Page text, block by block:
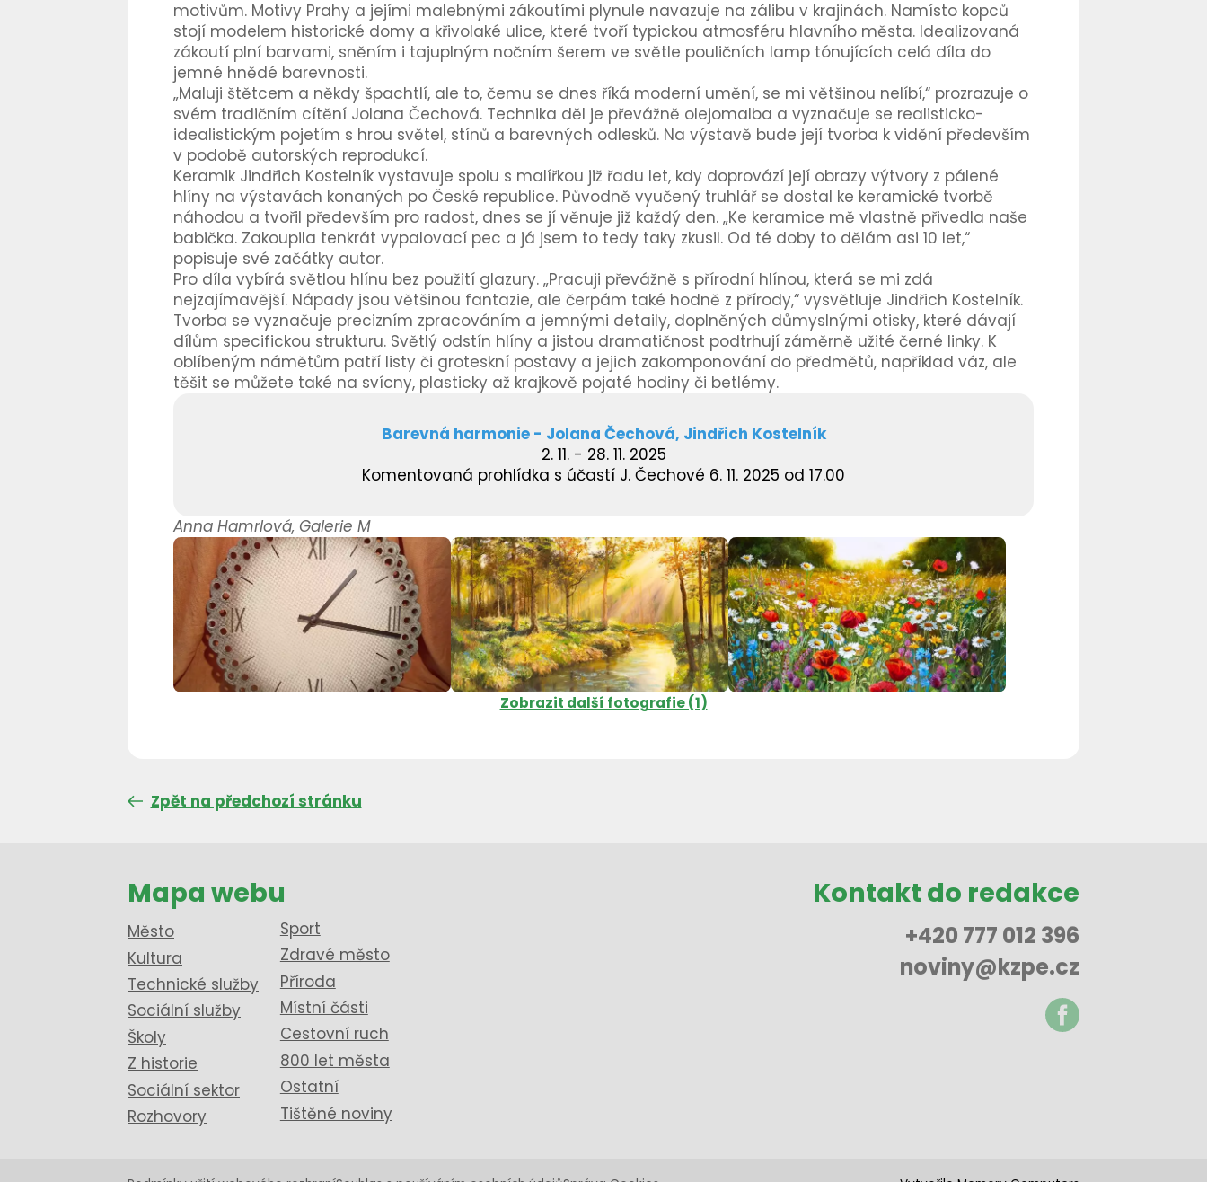
motivům. Motivy Prahy a jejími malebnými zákoutími plynule navazuje na zálibu v krajinách. Namísto kopců
stojí modelem historické domy a křivolaké ulice, které tvoří typickou atmosféru hlavního města. Idealizovaná
zákoutí plní barvami, sněním i tajuplným nočním šerem ve světle pouličních lamp tónujících celá díla do
jemné hnědé barevnosti.
„Maluji štětcem a někdy špachtlí, ale to, čemu se dnes říká moderní umění, se mi většinou nelíbí,“ prozrazuje o
svém tradičním cítění Jolana Čechová. Technika děl je převážně olejomalba a vyznačuje se realisticko-
idealistickým pojetím s hrou světel, stínů a barevných odlesků. Na výstavě bude její tvorba k vidění především
v podobě autorských reprodukcí.
Keramik Jindřich Kostelník vystavuje spolu s malířkou již řadu let, kdy doprovází její obrazy výtvory z pálené
hlíny na výstavách konaných po České republice. Původně vyučený truhlář se dostal ke keramické tvorbě
náhodou a tvořil především pro radost, dnes se jí věnuje již každý den. „Ke keramice mě vlastně přivedla naše
babička. Zakoupila tenkrát vypalovací pec a já jsem to tedy taky zkusil. Od té doby to dělám asi 10 let,“
popisuje své začátky autor.
Pro díla vybírá světlou hlínu bez použití glazury. „Pracuji převážně s přírodní hlínou, která se mi zdá
nejzajímavější. Nápady jsou většinou fantazie, ale čerpám také hodně z přírody,“ vysvětluje Jindřich Kostelník.
Tvorba se vyznačuje precizním zpracováním a jemnými detaily, doplněných důmyslnými otisky, které dávají
dílům specifickou strukturu. Světlý odstín hlíny a jistou dramatičnost podtrhují záměrně užité černé linky. K
oblíbeným námětům patří listy či groteskní postavy a jejich zakomponování do předmětů, například váz, ale
těšit se můžete také na svícny, plasticky až krajkově pojaté hodiny či betlémy.
Barevná harmonie - Jolana Čechová, Jindřich Kostelník
2. 11. - 28. 11. 2025
Komentovaná prohlídka s účastí J. Čechové 6. 11. 2025 od 17.00
Anna Hamrlová, Galerie M
Zobrazit další fotografie (1)
Zpět na předchozí stránku
Mapa webu
Město
Kultura
Technické služby
Sociální služby
Školy
Z historie
Sociální sektor
Rozhovory
Sport
Zdravé město
Příroda
Místní části
Cestovní ruch
800 let města
Ostatní
Tištěné noviny
Kontakt do redakce
+420 777 012 396
noviny@kzpe.cz